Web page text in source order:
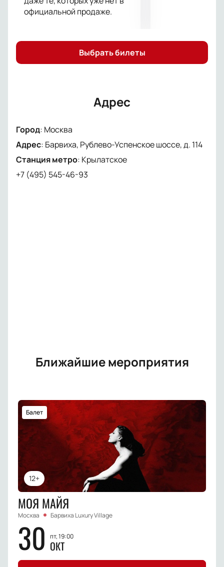
Забронируйте через сайт или по телефону.
позиции, посетите сайт или свяжитесь с нами по
контактам.
музыкальному празднику!
официальной продаже.
Выбрать билеты
Адрес
Город: Москва
Адрес: Барвиха, Рублево-Успенское шоссе, д. 114
Станция метро: Крылатское
+7 (495) 545-46-93
Ближайшие мероприятия
12+
Балет
МОЯ МАЙЯ
Москва Барвиха Luxury Village
30 пт, 19:00
ОКТ